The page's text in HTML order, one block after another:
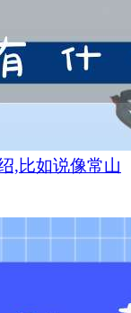
,比如说像常山